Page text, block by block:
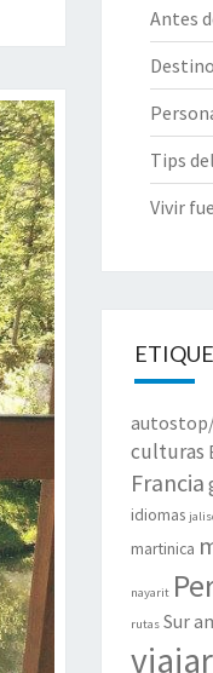
Antes
Tips
Vivir
culturas
Francia
idiomas
martinica
nayarit
rutas Sur
viajar